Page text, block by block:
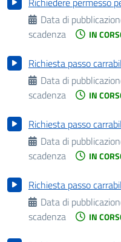
Data di
scadenza
IN
Richiesta passo
Data di
scadenza
IN
Richiesta passo
Data di
scadenza
IN
Richiesta passo
Data di
scadenza
IN